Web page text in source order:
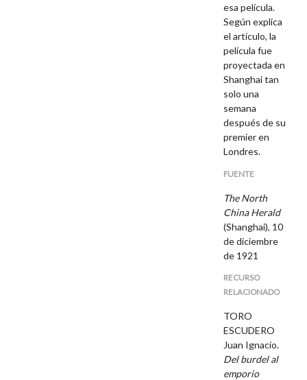
esa película.
Según explica
el artículo, la
película fue
proyectada en
Shanghai tan
solo una
semana
después de su
premier en
Londres.
FUENTE
The North
China Herald
(Shanghai), 10
de diciembre
de 1921
RECURSO
RELACIONADO
TORO
ESCUDERO
Juan Ignacio.
Del burdel al
emporio